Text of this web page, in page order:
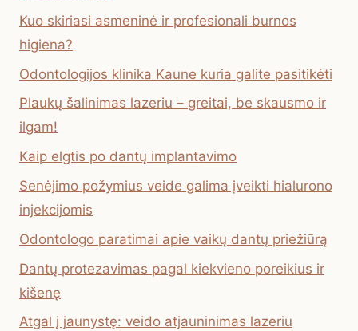
Kuo skiriasi asmeninė ir profesionali burnos
higiena?
Odontologijos klinika Kaune kuria galite pasitikėti
Plaukų šalinimas lazeriu – greitai, be skausmo ir
ilgam!
Kaip elgtis po dantų implantavimo
Senėjimo požymius veide galima įveikti hialurono
injekcijomis
Odontologo paratimai apie vaikų dantų priežiūrą
Dantų protezavimas pagal kiekvieno poreikius ir
kišenę
Atgal į jaunystę: veido atjauninimas lazeriu